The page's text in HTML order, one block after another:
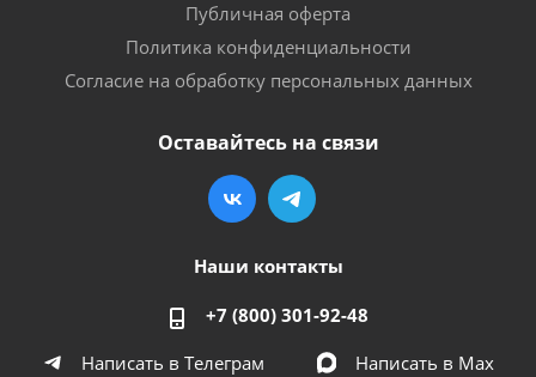
Публичная оферта
Политика конфиденциальности
Согласие на обработку персональных данных
Оставайтесь на связи
Наши контакты
+7 (800) 301-92-48
Написать в Телеграм
Написать в Мах